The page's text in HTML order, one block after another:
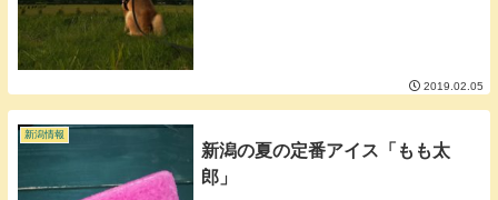
2019.02.05
新潟情報
新潟の夏の定番アイス「もも太
郎」